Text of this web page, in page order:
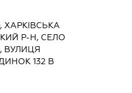
ХАРКІВСЬКА
Р-Н, СЕЛО
ВУЛИЦЯ
132 В